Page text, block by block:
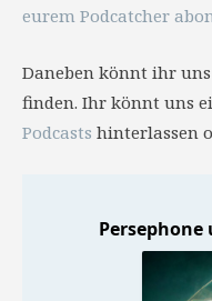
eurem Podcatcher
Daneben könnt ihr
finden. Ihr könnt uns
Podcasts hinterlassen